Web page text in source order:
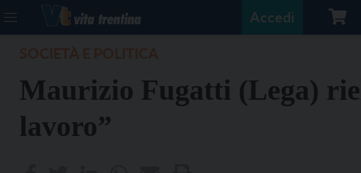
Accedi
Maurizio Fugatti (Lega)
lavoro”